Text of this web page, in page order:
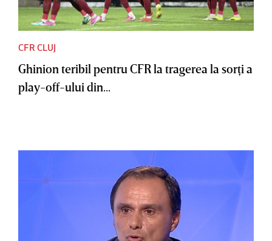
CFR CLUJ
Ghinion teribil pentru CFR la tragerea la sorţi a
play-off-ului din...